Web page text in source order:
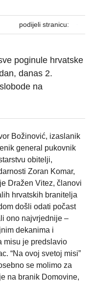
podijeli stranicu:
poginule hrvatske
danas 2.
na
Božinović, izaslanik
general pukovnik
obitelji,
Zoran Komar,
Dražen Vitez, članovi
hrvatskih branitelja
došli odati počast
ono najvrjednije –
dekanima i
misu je predslavio
“Na ovoj svetoj misi”
se molimo za
na branik Domovine,